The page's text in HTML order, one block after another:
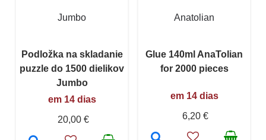
Jumbo
Podložka na skladanie
puzzle do 1500 dielikov
Jumbo
em 14 dias
20,00 €
Anatolian
Glue 140ml AnaTolian
for 2000 pieces
em 14 dias
6,20 €